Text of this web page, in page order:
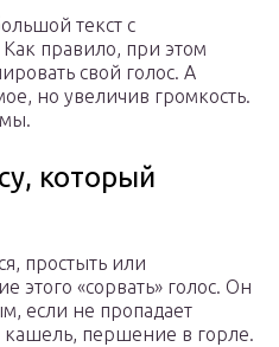
текст с
правило, при этом
свой голос. А
но увеличив громкость.
который
простыть или
этого «сорвать» голос. Он
если не пропадает
кашель, першение в горле.